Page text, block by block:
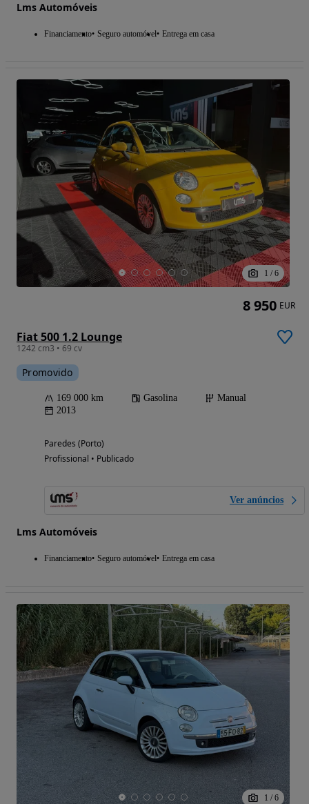
Lms Automóveis
Financiamento Seguro automóvel Entrega em casa
1 / 6
Fiat 500 1.2 Lounge
1242 cm3 • 69 cv
Promovido
169 000 km Gasolina
Manual
2013
Paredes (Porto)
Profissional • Publicado
Ver anúncios
Lms Automóveis
Financiamento Seguro automóvel Entrega em casa
8 950 EUR
1 / 6